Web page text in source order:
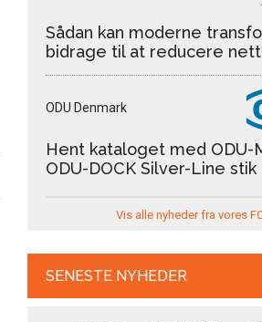
Sådan kan moderne
bidrage til at reducere
ODU Denmark
Hent kataloget med ODU-
ODU-DOCK Silver-Line stik
Vis alle nyheder fra vores
SENESTE NYHEDER